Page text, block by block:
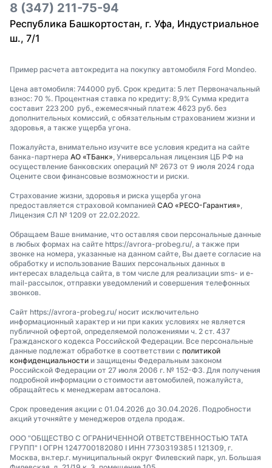
8 (347) 211-75-94
Республика Башкортостан, г. Уфа, Индустриальное
ш., 7/1
Пример расчета автокредита на покупку автомобиля Ford Mondeo.
Цена автомобиля: 744000 руб. Срок кредита: 5 лет Первоначальный
взнос: 70 %. Процентная ставка по кредиту: 8,9% Сумма кредита
составит 223 200 руб., ежемесячный платеж 4623 руб. без
дополнительных комиссий, с обязательным страхованием жизни и
здоровья, а также ущерба угона.
Пожалуйста, внимательно изучите все условия кредита на сайте
банка-партнера АО «ТБанк», Универсальная лицензия ЦБ РФ на
осуществление банковских операций № 2673 от 9 июля 2024 года
Оцените свои финансовые возможности и риски.
Страхование жизни, здоровья и риска ущерба угона
предоставляется страховой компанией САО «РЕСО-Гарантия»,
Лицензия СЛ № 1209 от 22.02.2022.
Обращаем Ваше внимание, что оставляя свои персональные данные
в любых формах на сайте https://avrora-probeg.ru/, а также при
звонке на номера, указанные на данном сайте, Вы даете согласие на
обработку и использование Ваших персональных данных в
интересах владельца сайта, в том числе для реализации sms- и e-
mail-рассылок, отправки уведомлений и совершения телефонных
звонков.
Сайт https://avrora-probeg.ru/ носит исключительно
информационный характер и ни при каких условиях не является
публичной офертой, определяемой положениями ч. 2 ст. 437
Гражданского кодекса Российской Федерации. Все персональные
данные подлежат обработке в соответствии с политикой
конфиденциальности и защищены Федеральным законом
Российской Федерации от 27 июля 2006 г. № 152-ФЗ. Для получения
подробной информации о стоимости автомобилей, пожалуйста,
обращайтесь к менеджерам автосалона.
Срок проведения акции с 01.04.2026 до 30.04.2026. Подробности
акций уточняйте у менеджеров отдела продаж.
ООО "ОБЩЕСТВО С ОГРАНИЧЕННОЙ ОТВЕТСТВЕННОСТЬЮ ТАТА
ГРУПП" I ОГРН 1247700182080 I ИНН 7730319385 I 121309, г.
Москва, вн.тер.г. муниципальный округ Филевский парк, ул. Большая